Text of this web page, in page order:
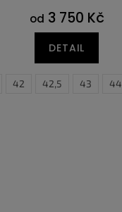
od 3 750 Kč
DETAIL
42 42,5 43 44